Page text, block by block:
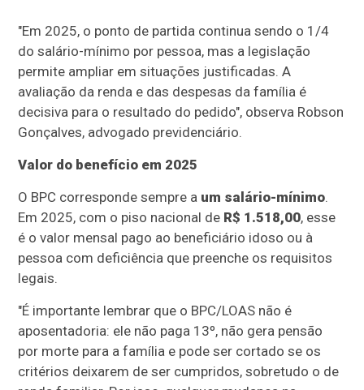
"Em 2025, o ponto de partida continua sendo o 1/4
do salário-mínimo por pessoa, mas a legislação
permite ampliar em situações justificadas. A
avaliação da renda e das despesas da família é
decisiva para o resultado do pedido", observa Robson
Gonçalves, advogado previdenciário.
Valor do benefício em 2025
O BPC corresponde sempre a um salário-mínimo.
Em 2025, com o piso nacional de R$ 1.518,00, esse
é o valor mensal pago ao beneficiário idoso ou à
pessoa com deficiência que preenche os requisitos
legais.
"É importante lembrar que o BPC/LOAS não é
aposentadoria: ele não paga 13º, não gera pensão
por morte para a família e pode ser cortado se os
critérios deixarem de ser cumpridos, sobretudo o de